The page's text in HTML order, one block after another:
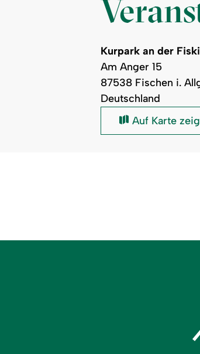
Kurpark an der
Am Anger 15
87538 Fischen i.
Deutschland
Kurpark
Auf Karte